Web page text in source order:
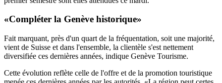
«Compléter la Genève historique»
Fait marquant, près d'un quart de la fréquentation, soit une majorité,
vient de Suisse et dans l'ensemble, la clientèle s'est nettement
diversifiée ces dernières années, indique Genève Tourisme.
Cette évolution reflète celle de l'offre et de la promotion touristique